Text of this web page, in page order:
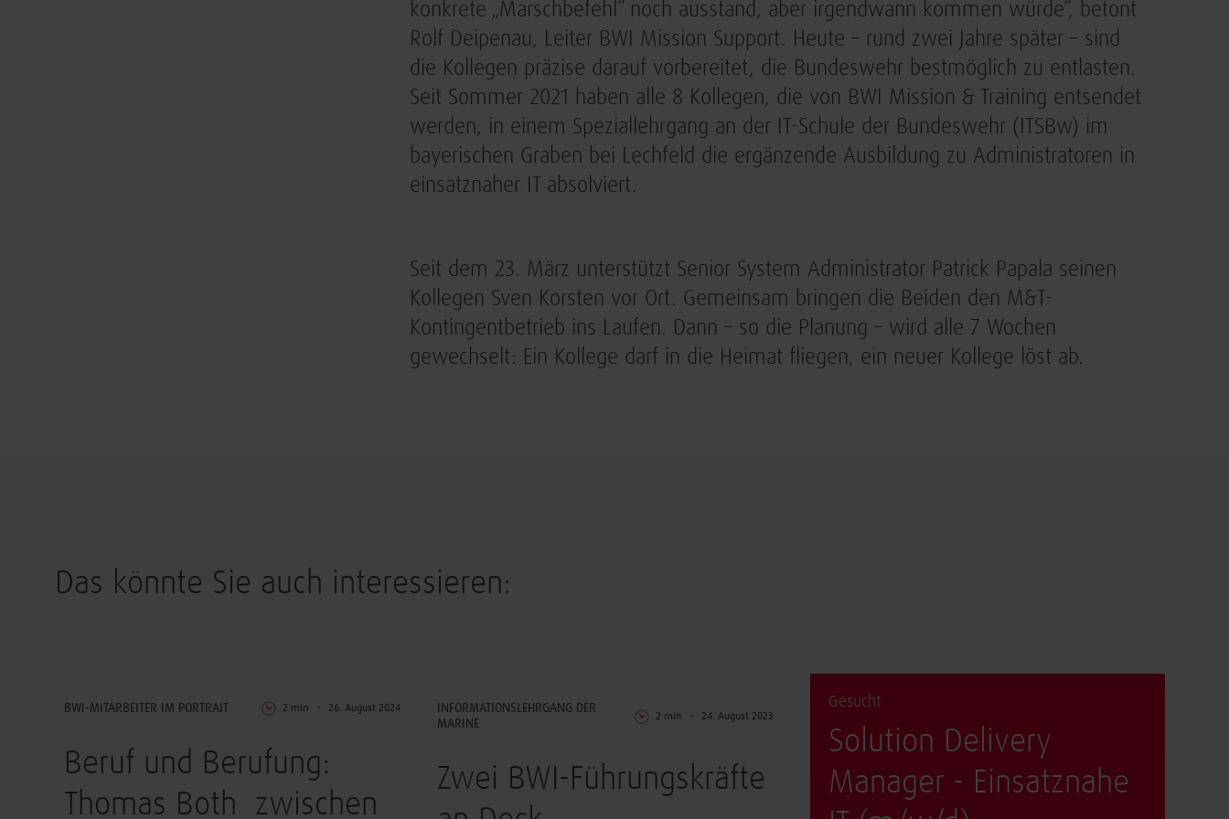
konkrete „Marschbefehl“ noch ausstand, aber irgendwann kommen würde“, betont
Rolf Deipenau, Leiter BWI Mission Support. Heute – rund zwei Jahre später – sind
die Kollegen präzise darauf vorbereitet, die Bundeswehr bestmöglich zu entlasten.
Seit Sommer 2021 haben alle 8 Kollegen, die von BWI Mission & Training entsendet
werden, in einem Speziallehrgang an der IT-Schule der Bundeswehr (ITSBw) im
bayerischen Graben bei Lechfeld die ergänzende Ausbildung zu Administratoren in
einsatznaher IT absolviert.
Seit dem 23. März unterstützt Senior System Administrator Patrick Papala seinen
Kollegen Sven Korsten vor Ort. Gemeinsam bringen die Beiden den M&T-
Kontingentbetrieb ins Laufen. Dann – so die Planung – wird alle 7 Wochen
gewechselt: Ein Kollege darf in die Heimat fliegen, ein neuer Kollege löst ab.
Das könnte Sie auch interessieren:
BWI-MITARBEITER IM PORTRAIT 2 min 26. August 2024
Beruf und Berufung:
Thomas Both zwischen
INFORMATIONSLEHRGANG DER
MARINE
2 min 24. August 2023
Zwei BWI-Führungskräfte
Gesucht
Solution Delivery
Manager - Einsatznahe